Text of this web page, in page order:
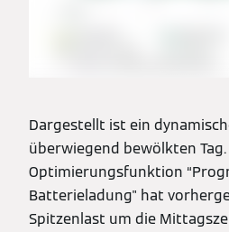
Dargestellt ist ein
überwiegend bewölkten Tag.
Optimierungsfunktion
Batterieladung" hat
Spitzenlast um die